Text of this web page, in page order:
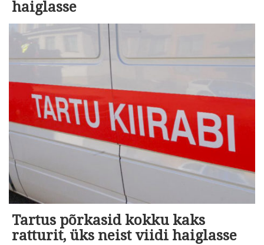
haiglasse
Tartus põrkasid kokku kaks
ratturit, üks neist viidi haiglasse